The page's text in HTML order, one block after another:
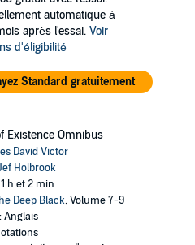
automatique à
après l'essai. Voir
d'éligibilité
Standard gratuitement
Existence Omnibus
David Victor
Holbrook
h et 2 min
Deep Black, Volume 7-9
Anglais